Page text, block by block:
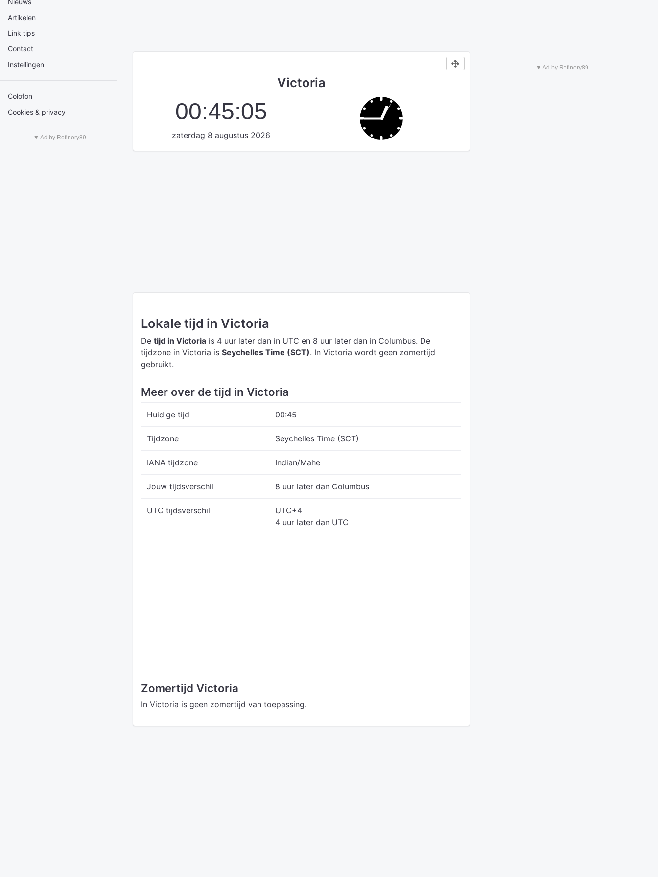
Nieuws
Artikelen
Link tips
Contact
Instellingen
Colofon
Cookies & privacy
▼ Ad by Refinery89
Victoria
00:45:06
zaterdag 8 augustus 2026
Lokale tijd in Victoria
De tijd in Victoria is 4 uur later dan in UTC en 8 uur later dan in Columbus. De
tijdzone in Victoria is Seychelles Time (SCT). In Victoria wordt geen zomertijd
gebruikt.
Meer over de tijd in Victoria
Huidige tijd 00:45
Tijdzone Seychelles Time (SCT)
IANA tijdzone Indian/Mahe
Jouw tijdsverschil 8 uur later dan Columbus
UTC tijdsverschil
UTC+4
4 uur later dan UTC
Zomertijd Victoria
In Victoria is geen zomertijd van toepassing.
▼ Ad by Refinery89